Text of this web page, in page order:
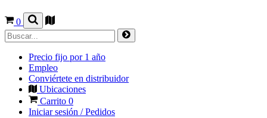
0
Precio fijo por 1 año
Empleo
Conviértete en distribuidor
Ubicaciones
Carrito 0
Iniciar sesión / Pedidos